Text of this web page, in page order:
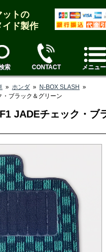
ットの
ド製作
索 CONTACT メニュー
» ホンダ » N-BOX SLASH »
ブラック＆グリーン
JADEチェック・ブ